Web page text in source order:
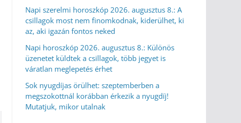
Napi szerelmi horoszkóp 2026. augusztus 8.: A
csillagok most nem finomkodnak, kiderülhet, ki
az, aki igazán fontos neked
Napi horoszkóp 2026. augusztus 8.: Különös
üzenetet küldtek a csillagok, több jegyet is
váratlan meglepetés érhet
Sok nyugdíjas örülhet: szeptemberben a
megszokottnál korábban érkezik a nyugdíj!
Mutatjuk, mikor utalnak